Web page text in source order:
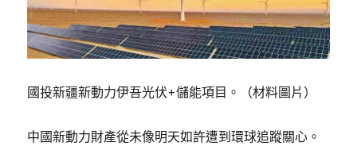
國投新疆新動力伊吾光伏+儲能項目。（材料圖片）
中國新動力財產從未像明天如許遭到環球追蹤關心。